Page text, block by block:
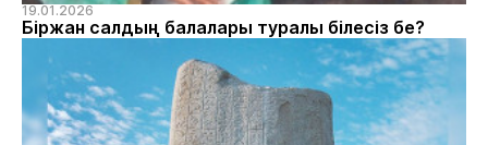
19.01.2026
Біржан салдың балалары туралы білесіз бе?